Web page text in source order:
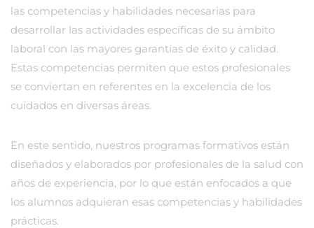
las competencias y habilidades necesarias para
desarrollar las actividades específicas de su ámbito
laboral con las mayores garantías de éxito y calidad.
Estas competencias permiten que estos profesionales
se conviertan en referentes en la excelencia de los
cuidados en diversas áreas.
En este sentido, nuestros programas formativos están
diseñados y elaborados por profesionales de la salud con
años de experiencia, por lo que están enfocados a que
los alumnos adquieran esas competencias y habilidades
prácticas.